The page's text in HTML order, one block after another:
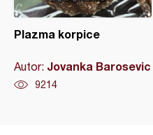
Plazma korpice
Autor: Jovanka Barosevic
9214